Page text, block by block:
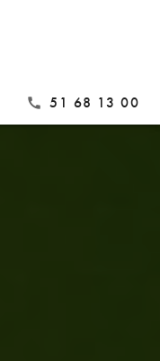
call 51 68 13 00